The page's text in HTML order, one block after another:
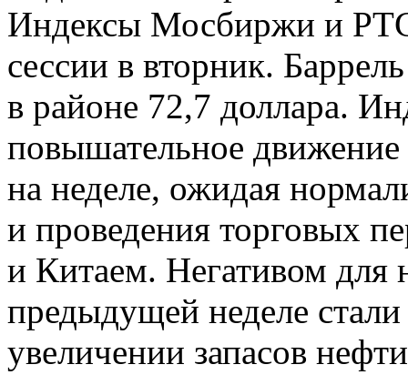
Индексы Мосбиржи и
сессии в вторник.
в районе 72,7 доллара.
повышательное
на неделе, ожидая
и проведения торговых
и Китаем. Негативом для
предыдущей неделе
увеличении запасов